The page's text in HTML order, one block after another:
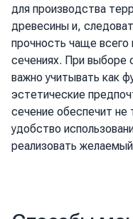
для производства
древесины и,
прочность чаще
сечениях. При выборе
важно учитывать как
эстетические
сечение обеспечит не
удобство
реализовать